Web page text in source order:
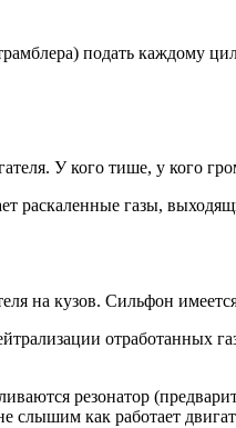
подать каждому
У кого тише, у кого
раскаленные газы,
на кузов. Сильфон
отработанных
резонатор
слышим как работает